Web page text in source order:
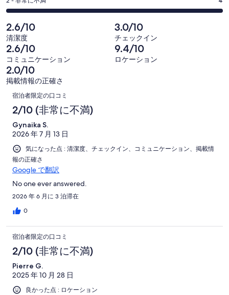
く
口
コ
ミ
中
0
件
が
非
に
良
い
件
口
コ
ミ
中
0
件
が
良
4
件
の
口
コ
ミ
中
件
が
普
通
4
4
件
の
口
コ
ミ
中
が
満
価
2
-
4
件
の
口
ミ
中
件
が
非
常
に
満
2.6/10
清潔度
3.0/10
チェックイン
2.6/10
コミュニケーション
9.4/10
ロケーション
2.0/10
掲載情報の正確さ
口
コ
ミ
宿泊者限定の口コミ
2/10 (非常に不満)
Gynaika S.
2026 年 7 月 13 日
気になった点 : 清潔度、チェックイン、コミュニケーション、掲載情
報の正確さ
Google で翻訳
No one ever answered.
2026 年 6 月に 3 泊滞在
0
宿泊者限定の口コミ
2/10 (非常に不満)
Pierre G.
2025 年 10 月 28 日
良かった点 : ロケーション